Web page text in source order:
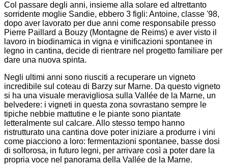
Col passare degli anni, insieme alla solare ed altrettanto
sorridente moglie Sandie, ebbero 3 figli: Antoine, classe '98,
dopo aver lavorato per due anni come responsabile presso
Pierre Paillard a Bouzy (Montagne de Reims) e aver visto il
lavoro in biodinamica in vigna e vinificazioni spontanee in
legno in cantina, decide di rientrare nel progetto familiare per
dare una nuova spinta.
Negli ultimi anni sono riusciti a recuperare un vigneto
incredibile sul coteau di Barzy sur Marne. Da questo vigneto
si ha una visuale meravigliosa sulla Vallée de la Marne, un
belvedere: i vigneti in questa zona sovrastano sempre le
tipiche nebbie mattutine e le piante sono piantate
letteralmente sul calcare. Allo stesso tempo hanno
ristrutturato una cantina dove poter iniziare a produrre i vini
come piacciono a loro: fermentazioni spontanee, basse dosi
di solforosa, in futuro legni, per arrivare così a poter dare la
propria voce nel panorama della Vallée de la Marne.